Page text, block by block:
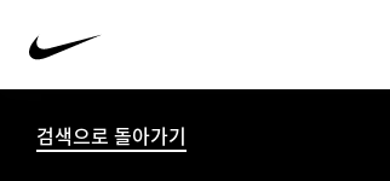
검색으로 돌아가기